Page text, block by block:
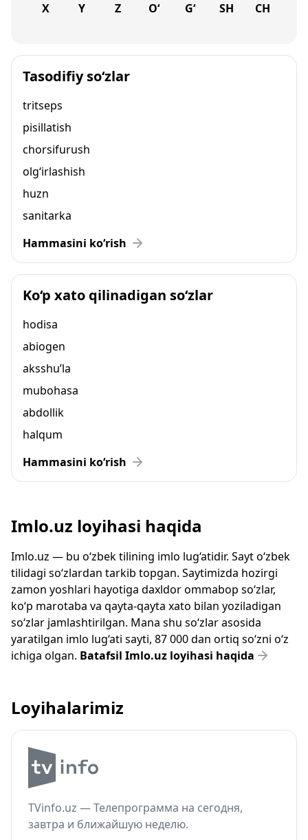
X Y Z O‘ G‘ SH CH
Tasodifiy so‘zlar
tritseps
pisillatish
chorsifurush
olg‘irlashish
huzn
sanitarka
Hammasini ko‘rish
Ko‘p xato qilinadigan so‘zlar
hodisa
abiogen
aksshu’la
mubohasa
abdollik
halqum
Hammasini ko‘rish
Imlo.uz loyihasi haqida
Imlo.uz — bu o‘zbek tilining imlo lug‘atidir. Sayt o‘zbek
tilidagi so‘zlardan tarkib topgan. Saytimizda hozirgi
zamon yoshlari hayotiga daxldor ommabop so‘zlar,
ko‘p marotaba va qayta-qayta xato bilan yoziladigan
so‘zlar jamlashtirilgan. Mana shu so‘zlar asosida
yaratilgan imlo lug‘ati sayti, 87 000 dan ortiq so‘zni o‘z
ichiga olgan. Batafsil Imlo.uz loyihasi haqida
Loyihalarimiz
TVinfo.uz — Телепрограмма на сегодня,
завтра и ближайшую неделю.